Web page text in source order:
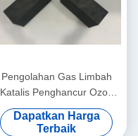
Pengolahan Gas Limbah
Katalis Penghancur Ozon
150x150x50mm Hingga
300mm
Dapatkan Harga
Terbaik